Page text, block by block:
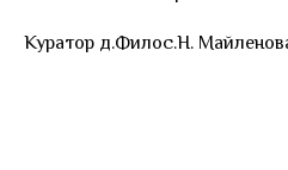
Куратор д.Филос.Н.